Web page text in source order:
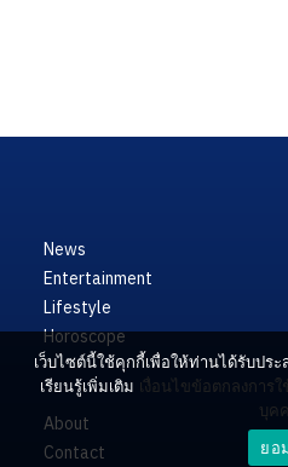
News
Entertainment
Lifestyle
Horoscope
About
Contact
เว็บไซต์นี้ใช้คุกกี้เพื่อให้ท่านได้รับปร
เรียนรู้เพิ่มเติม เงื่อนไขข้อตกลงการใ
บุค
ยอ